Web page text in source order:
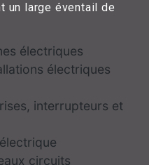
un large éventail de
électriques
électriques
interrupteurs et
circuits